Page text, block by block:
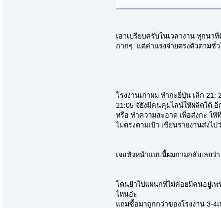
เอาเปรียบครับในเวลางาน ทุกน
กากๆ แต่ค่าแรงจ่ายตรงตัวตามชั่
โรงงานเก่าผม ทำกะยี่ปุ่น เลิก 21:
21:05 จัยังมีคนคุมไลน์ให้ผลิตได้
หรือ ทำความสะอาด เพื่อส่งกะ ให้
ไม่ตรงตามเป้า เขียนรายงานส่งไ
เจอหัวหน้าแบบนี้ผมถามกลับเลยว่
โดนย้าไปแผนกที่ไม่ค่อยมีคนอยู่เ
ไหนอ่ะ
แถมซื้อมาถูกกว่าของโรงงาน 3-4